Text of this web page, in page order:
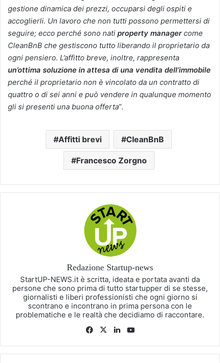
gestione dinamica dei prezzi, occuparsi degli ospiti e
accoglierli. Un lavoro che non tutti possono permettersi di
seguire; ecco perché sono nati property managercome
CleanBnB che gestiscono tutto liberando il proprietario da
ogni pensiero. L’affitto breve, inoltre, rappresenta
un’ottima soluzione in attesa di una vendita dell’immobile
perché il proprietario non è vincolato da un contratto di
quattro o di sei anni e può vendere in qualunque momento
gli si presenti una buona offerta”.
Affitti brevi CleanBnB
Francesco Zorgno
Redazione Startup-news
StartUP-NEWS.it è scritta, ideata e portata avanti da
persone che sono prima di tutto startupper di se stesse,
giornalisti e liberi professionisti che ogni giorno si
scontrano e incontrano in prima persona con le
problematiche e le realtà che decidiamo di raccontare.
Facebook
X LinkedIn